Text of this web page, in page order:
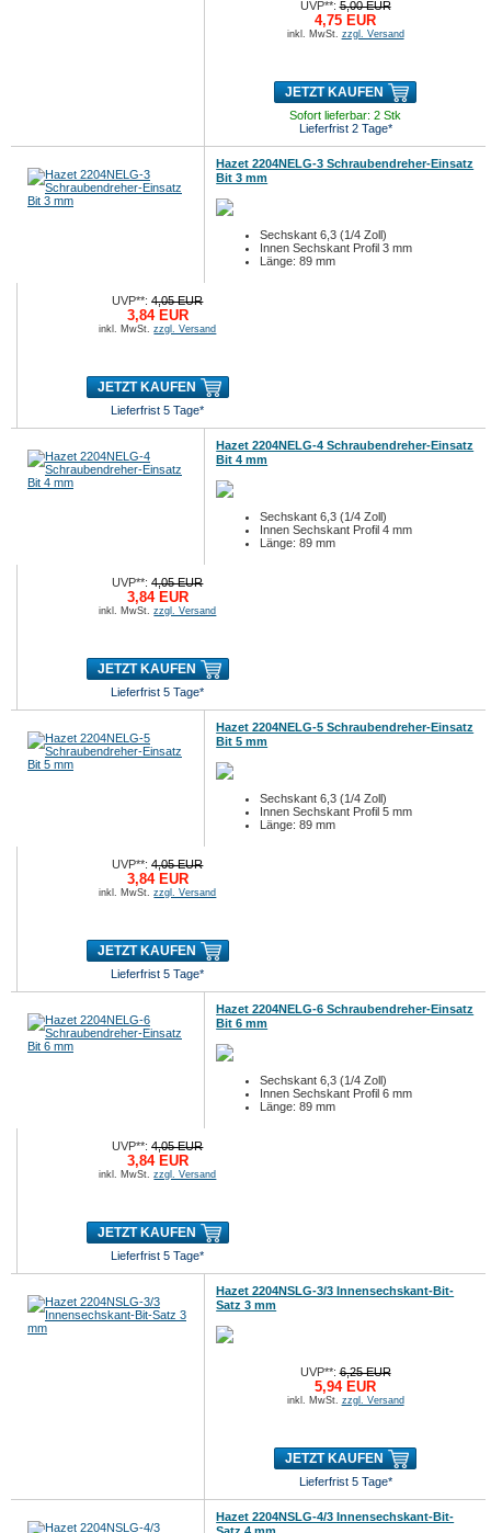
UVP**:5,00 EUR
4,75 EUR
inkl. MwSt. zzgl. Versand
JETZT KAUFEN
Sofort lieferbar: 2 Stk
Lieferfrist 2 Tage*
Hazet 2204NELG-3 Schraubendreher-Einsatz
Bit 3 mm
Sechskant 6,3 (1/4 Zoll)
Innen Sechskant Profil 3 mm
Länge: 89 mm
UVP**:4,05 EUR
3,84 EUR
inkl. MwSt.zzgl. Versand
JETZT KAUFEN
Lieferfrist 5 Tage*
Hazet 2204NELG-4 Schraubendreher-Einsatz
Bit 4 mm
Sechskant 6,3 (1/4 Zoll)
Innen Sechskant Profil 4 mm
Länge: 89 mm
UVP**:4,05 EUR
3,84 EUR
inkl. MwSt.zzgl. Versand
JETZT KAUFEN
Lieferfrist 5 Tage*
Hazet 2204NELG-5 Schraubendreher-Einsatz
Bit 5 mm
Sechskant 6,3 (1/4 Zoll)
Innen Sechskant Profil 5 mm
Länge: 89 mm
UVP**:4,05 EUR
3,84 EUR
inkl. MwSt.zzgl. Versand
JETZT KAUFEN
Lieferfrist 5 Tage*
Hazet 2204NELG-6 Schraubendreher-Einsatz
Bit 6 mm
Sechskant 6,3 (1/4 Zoll)
Innen Sechskant Profil 6 mm
Länge: 89 mm
UVP**:4,05 EUR
3,84 EUR
inkl. MwSt.zzgl. Versand
JETZT KAUFEN
Lieferfrist 5 Tage*
Hazet 2204NSLG-3/3 Innensechskant-Bit-
Satz 3 mm
UVP**:6,25 EUR
5,94 EUR
inkl. MwSt. zzgl. Versand
JETZT KAUFEN
Lieferfrist 5 Tage*
Hazet 2204NSLG-4/3 Innensechskant-Bit-